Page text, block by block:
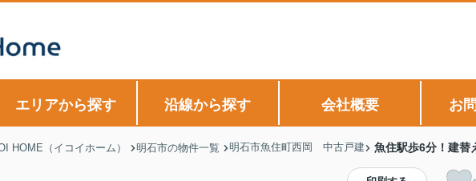
エリアから探す 沿線から探す 会社概要 お
HOME（イコイホーム） 明石市の物件一覧 明石市魚住町西岡 中古戸建 魚住駅歩6分！建替